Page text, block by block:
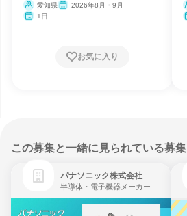
愛知県
2026年8月・9月
1日
お気に入り
この募集と一緒に見られている募集
パナソニック株式会社
半導体・電子機器メーカー